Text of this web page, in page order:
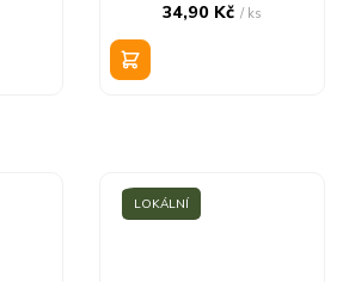
34,90 Kč/ ks
LOKÁLNÍ